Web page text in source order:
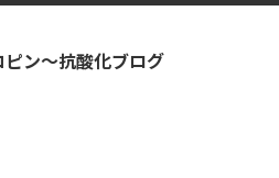
ピン～抗酸化ブログ